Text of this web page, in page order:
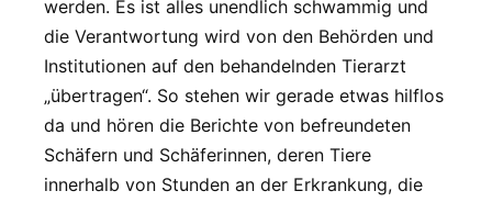
werden. Es ist alles unendlich schwammig und
die Verantwortung wird von den Behörden und
Institutionen auf den behandelnden Tierarzt
„übertragen“. So stehen wir gerade etwas hilflos
da und hören die Berichte von befreundeten
Schäfern und Schäferinnen, deren Tiere
innerhalb von Stunden an der Erkrankung, die